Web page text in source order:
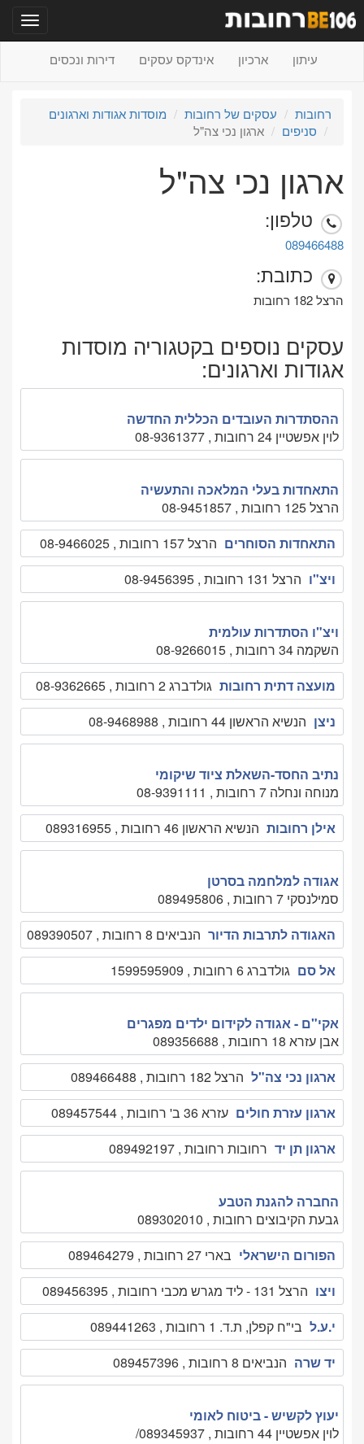
עיתון ארכיון אינדקס עסקים דירות ונכסים
רחובות עסקים של רחובות
מוסדות אגודות וארגונים
סניפים
ארגון נכי צה"ל
ארגון נכי צה"ל
טלפון:
089466488
כתובת:
הרצל 182 רחובות
עסקים נוספים בקטגוריה מוסדות
אגודות וארגונים:
ההסתדרות העובדים הכללית החדשה
לוין אפשטיין 24 רחובות , 08-9361377
התאחדות בעלי המלאכה והתעשיה
הרצל 125 רחובות , 08-9451857
התאחדות הסוחרים הרצל 157 רחובות , 08-9466025
ויצ"ו הרצל 131 רחובות , 08-9456395
ויצ"ו הסתדרות עולמית
השקמה 34 רחובות , 08-9266015
מועצה דתית רחובות גולדברג 2 רחובות , 08-9362665
ניצן הנשיא הראשון 44 רחובות , 08-9468988
נתיב החסד-השאלת ציוד שיקומי
מנוחה ונחלה 7 רחובות , 08-9391111
אילן רחובות הנשיא הראשון 46 רחובות , 089316955
אגודה למלחמה בסרטן
סמילנסקי 7 רחובות , 089495806
האגודה לתרבות הדיור הנביאים 8 רחובות , 089390507
אל סם גולדברג 6 רחובות , 1599595909
אקי"ם - אגודה לקידום ילדים מפגרים
אבן עזרא 18 רחובות , 089356688
ארגון נכי צה"ל הרצל 182 רחובות , 089466488
ארגון עזרת חולים עזרא 36 ב' רחובות , 089457544
ארגון תן יד רחובות רחובות , 089492197
החברה להגנת הטבע
גבעת הקיבוצים רחובות , 089302010
הפורום הישראלי בארי 27 רחובות , 089464279
ויצו הרצל 131 - ליד מגרש מכבי רחובות , 089456395
י.ע.ל בי"ח קפלן, ת.ד. 1 רחובות , 089441263
יד שרה הנביאים 8 רחובות , 089457396
יעוץ לקשיש - ביטוח לאומי
לוין אפשטיין 44 רחובות , 089345937/